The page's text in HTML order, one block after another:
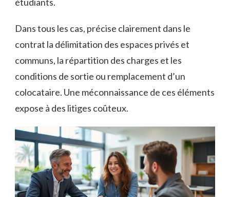
Dans tous les cas, précise clairement dans le
contrat la délimitation des espaces privés et
communs, la répartition des charges et les
conditions de sortie ou remplacement d’un
colocataire. Une méconnaissance de ces éléments
expose à des litiges coûteux.